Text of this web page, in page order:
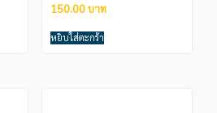
150.00
หยิบใส่ตะกร้า